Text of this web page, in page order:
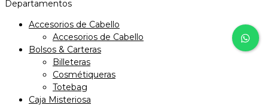
Departamentos
Accesorios de Cabello
Accesorios de Cabello
Bolsos & Carteras
Billeteras
Cosmétiqueras
Totebag
Caja Misteriosa